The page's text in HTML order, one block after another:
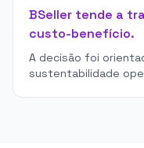
BSeller tende a
custo-benefício.
A decisão foi
sustentabilidade